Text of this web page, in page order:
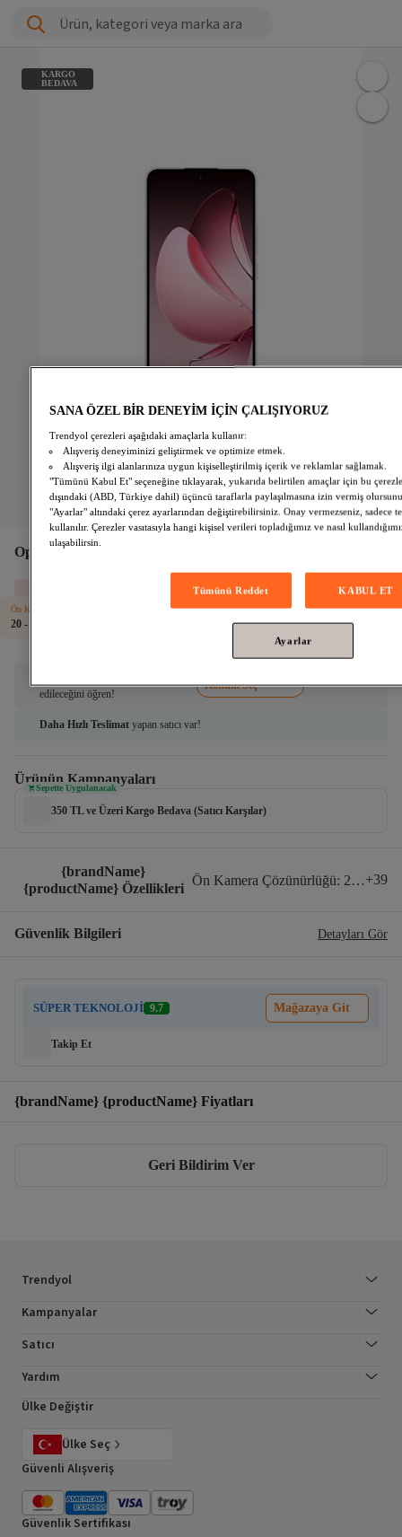
Ürün, kategori veya marka ara
KARGO
BEDAVA
Oppo Reno13 F 5G 12/256 GB Eflatun
Ön Kamera Çözünürlüğü
20 - 40 MP
Kamera Çözünürlüğü
50 MP
RAM
12 GB
edileceğini öğren!
Konum Seç
Daha Hızlı Teslimat yapan satıcı var!
Ürünün Kampanyaları
350 TL ve Üzeri Kargo Bedava (Satıcı Karşılar)
Sepette Uygulanacak
{brandName}
{productName} Özellikleri
Ön Kamera Çözünürlüğü: 20 - 40
+39
Güvenlik Bilgileri Detayları Gör
SÜPER TEKNOLOJİ 9.7 Mağazaya Git
Takip Et
{brandName} {productName} Fiyatları
Geri Bildirim Ver
Trendyol
Kampanyalar
Satıcı
Yardım
Ülke Değiştir
Ülke Seç
Güvenli Alışveriş
Güvenlik Sertifikası
SANA ÖZEL BİR DENEYİM İÇİN ÇALIŞIYORUZ
Trendyol çerezleri aşağıdaki amaçlarla kullanır:
Alışveriş deneyiminizi geliştirmek ve optimize etmek.
Alışveriş ilgi alanlarınıza uygun kişiselleştirilmiş içerik ve reklamlar sağlamak.
"Tümünü Kabul Et" seçeneğine tıklayarak, yukarıda belirtilen amaçlar için bu
dışındaki (ABD, Türkiye dahil) üçüncü taraflarla paylaşılmasına izin vermiş
"Ayarlar" altındaki çerez ayarlarından değiştirebilirsiniz. Onay vermezseniz, sadece
kullanılır. Çerezler vasıtasıyla hangi kişisel verileri topladığımız ve nasıl
ulaşabilirsin.
Tümünü Reddet KABUL ET
Ayarlar